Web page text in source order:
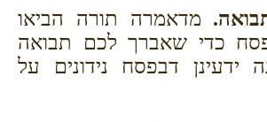
מדאמרה תורה הביאו
כדי שאברך לכם תבואה
ידעינן דבפסח נידונים על